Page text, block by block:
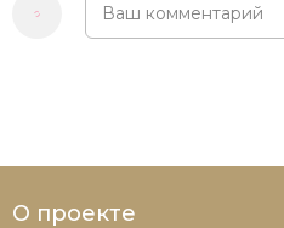
О проекте